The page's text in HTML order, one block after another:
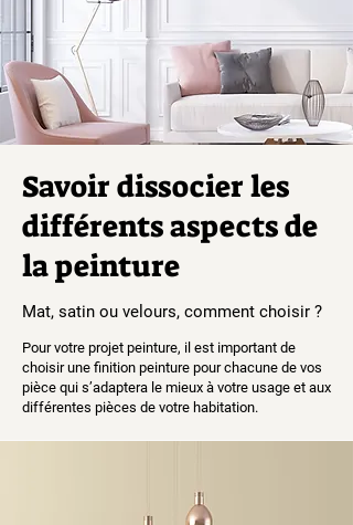
Savoir dissocier les
différents aspects de
la peinture
Mat, satin ou velours, comment choisir ?
Pour votre projet peinture, il est important de
choisir une finition peinture pour chacune de vos
pièce qui s’adaptera le mieux à votre usage et aux
différentes pièces de votre habitation.